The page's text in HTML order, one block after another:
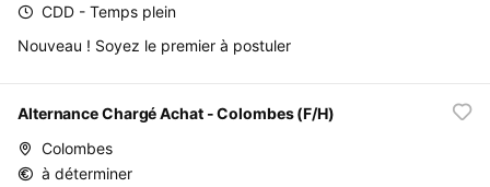
CDD - Temps plein
Nouveau ! Soyez le premier à postuler
Alternance Chargé Achat - Colombes (F/H)
Colombes
à déterminer